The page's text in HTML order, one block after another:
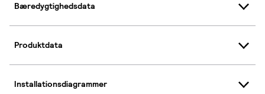
Bæredygtighedsdata
Produktdata
Installationsdiagrammer